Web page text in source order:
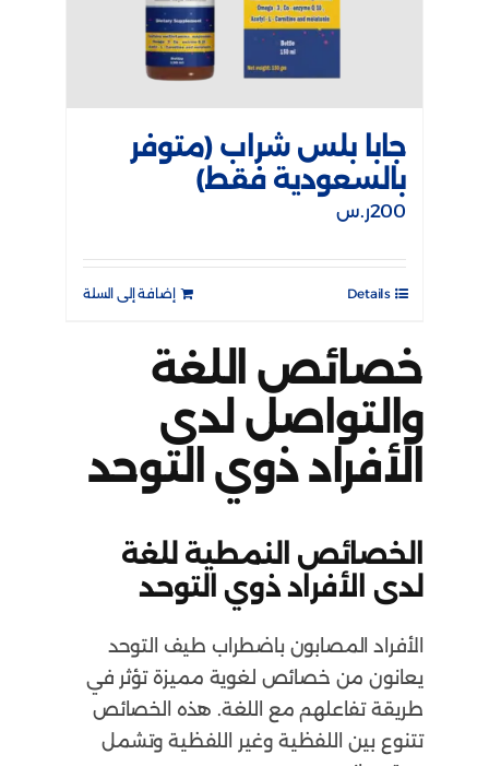
جابا بلس شراب (متوفر
بالسعودية فقط)
200ر.س
إضافة إلى السلة Details
خصائص اللغة
والتواصل لدى
الأفراد ذوي التوحد
الخصائص النمطية للغة
لدى الأفراد ذوي التوحد
الأفراد المصابون باضطراب طيف التوحد
يعانون من خصائص لغوية مميزة تؤثر في
طريقة تفاعلهم مع اللغة. هذه الخصائص
تتنوع بين اللفظية وغير اللفظية وتشمل